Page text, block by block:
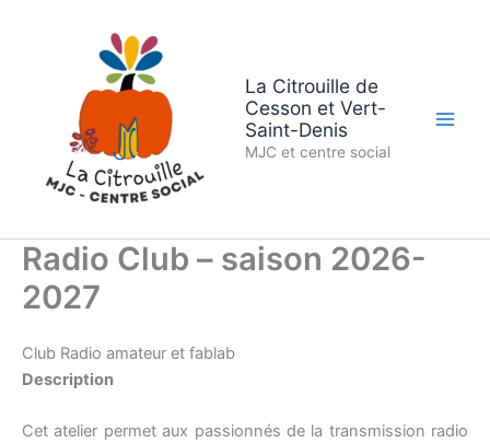
La Citrouille de
Cesson et Vert-
Saint-Denis
MJC et centre social
Radio Club – saison 2026-
2027
Club Radio amateur et fablab
Description
Cet atelier permet aux passionnés de la transmission radio